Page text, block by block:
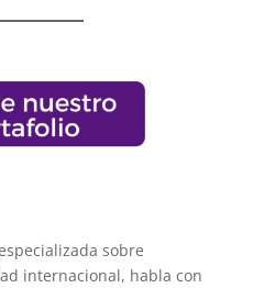
sobre
internacional, habla con